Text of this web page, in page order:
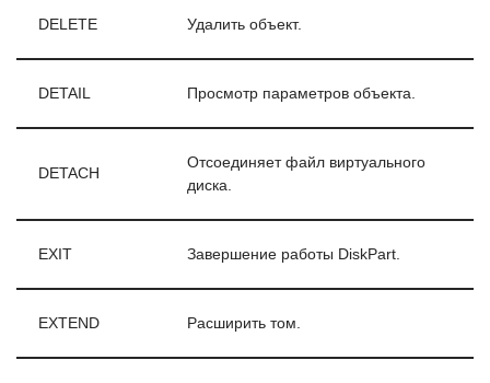
DELETE Удалить объект.
DETAIL Просмотр параметров объекта.
DETACH
Отсоединяет файл виртуального
диска.
EXIT Завершение работы DiskPart.
EXTEND Расширить том.